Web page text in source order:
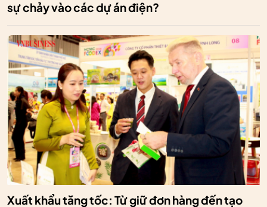
sự chảy vào các dự án điện?
Xuất khẩu tăng tốc: Từ giữ đơn hàng đến tạo